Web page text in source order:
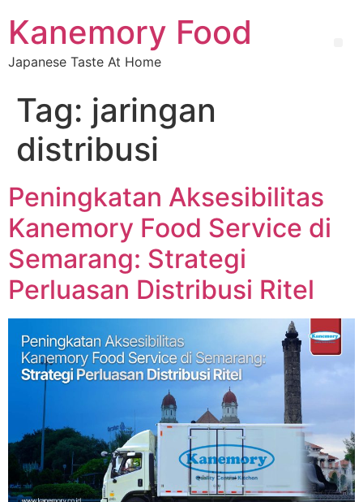
Kanemory Food
Japanese Taste At Home
Tag: jaringan
distribusi
Peningkatan Aksesibilitas
Kanemory Food Service di
Semarang: Strategi
Perluasan Distribusi Ritel